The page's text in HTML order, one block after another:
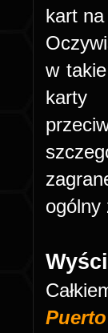
kart
w
karty
ogólny